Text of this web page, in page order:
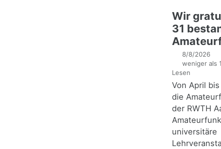
Wir
31
8/8/2026
weniger als
Lesen
Von April
die
der RWTH
universitäre